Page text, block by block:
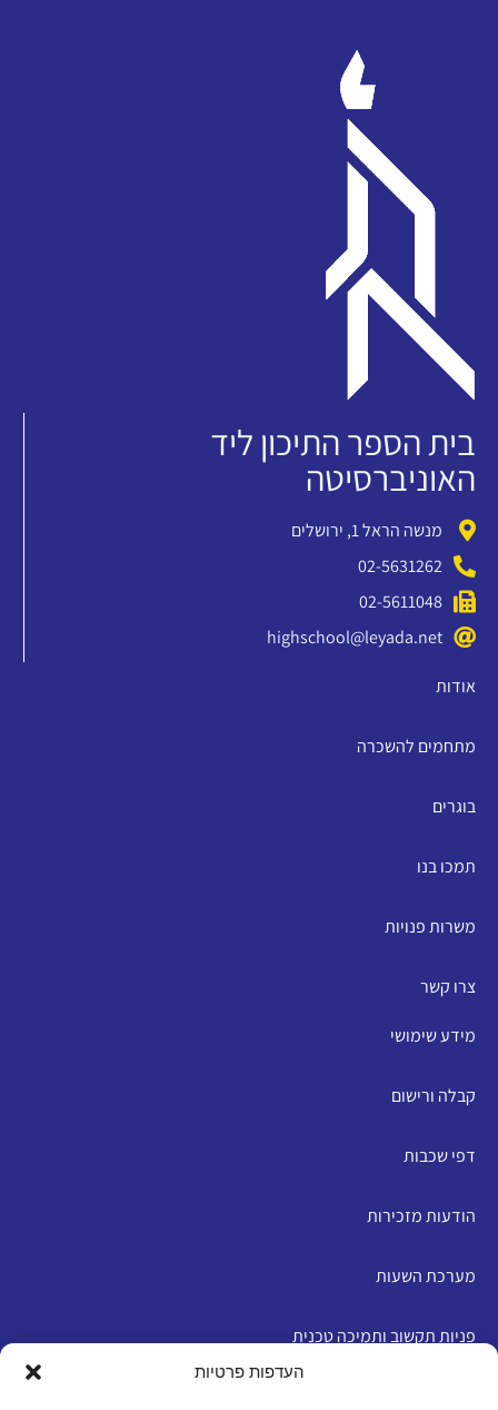
העדפות פרטיות
בית הספר התיכון ליד
האוניברסיטה
מנשה הראל 1, ירושלים
02-5631262
02-5611048
highschool@leyada.net
אודות
מתחמים להשכרה
בוגרים
תמכו בנו
משרות פנויות
צרו קשר
מידע שימושי
קבלה ורישום
דפי שכבות
הודעות מזכירות
מערכת השעות
פניות תקשוב ותמיכה טכנית